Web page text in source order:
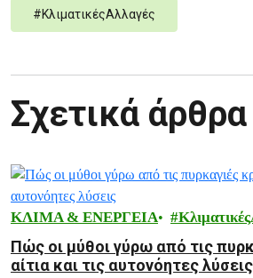
#ΚλιματικέςΑλλαγές
Σχετικά άρθρα
ΚΛΙΜΑ & ΕΝΕΡΓΕΙΑ
Πώς οι μύθοι γύρω από τις
αίτια και τις αυτονόητες λύσεις